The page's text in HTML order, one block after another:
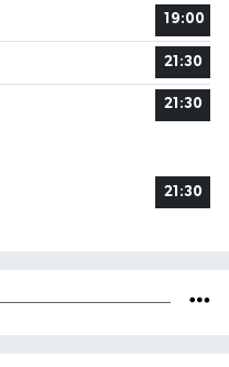
19:00
21:30
21:30
21:30